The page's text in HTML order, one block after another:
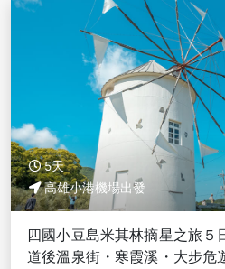
5天
高雄小港機場出發
四國小豆島米其林摘星之旅５
道後溫泉街・寒霞溪・大步危